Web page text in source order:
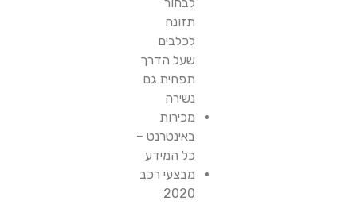
תזונה
לכלבים
שעל הדרך
תפחית גם
נשירה
מכירות
באינטרנט –
כל המידע
מבצעי רכב
2020